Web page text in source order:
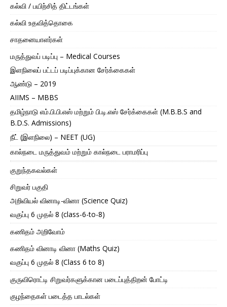
கல்வி / பயிற்சித் திட்டங்கள்
கல்வி உதவித்தொகை
சாதனையாளர்கள்
மருத்துவப் படிப்பு – Medical Courses
இளநிலைப் பட்டப் படிப்புக்கான சேர்க்கைகள்
ஆண்டு – 2019
AIIMS – MBBS
தமிழ்நாடு எம்.பி.பி.எஸ் மற்றும் பி.டி.எஸ் சேர்க்கைகள் (M.B.B.S and
B.D.S. Admissions)
நீட் (இளநிலை) – NEET (UG)
கால்நடை மருத்துவம் மற்றும் கால்நடை பராமரிப்பு
குறுந்தகவல்கள்
சிறுவர் பகுதி
அறிவியல் வினாடி-வினா (Science Quiz)
வகுப்பு 6 முதல் 8 (class-6-to-8)
கணிதம் அறிவோம்
கணிதம் வினாடி வினா (Maths Quiz)
வகுப்பு 6 முதல் 8 (Class 6 to 8)
குருவிரொட்டி சிறுவர்களுக்கான படைப்புத்திறன் போட்டி
குழந்தைகள் படைத்த பாடல்கள்